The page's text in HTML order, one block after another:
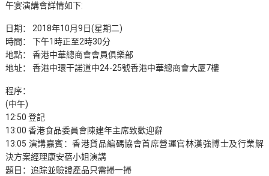
午宴演講會詳情如下:
日期： 2018年10月9日(星期二)
時間： 下午1時正至2時30分
地點： 香港中華總商會會員俱樂部
地址： 香港中環干諾道中24-25號香港中華總商會大厦7樓
程序：
(中午)
12:50 登記
13:00 香港食品委員會陳建年主席致歡迎辭
13:05 演講嘉賓：香港貨品編碼協會首席營運官林漢強博士及行業解
決方案經理康安蓓小姐演講
題目：追踪並驗證產品只需掃一掃